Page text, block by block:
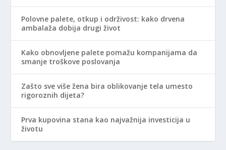
Polovne palete, otkup i održivost: kako drvena
ambalaža dobija drugi život
Kako obnovljene palete pomažu kompanijama da
smanje troškove poslovanja
Zašto sve više žena bira oblikovanje tela umesto
rigoroznih dijeta?
Prva kupovina stana kao najvažnija investicija u
životu